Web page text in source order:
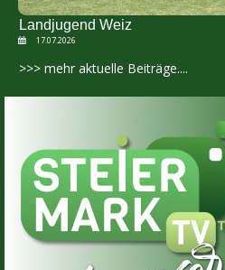
Landjugend Weiz
17.07.2026
>>> mehr aktuelle Beiträge....